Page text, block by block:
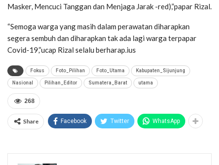
Masker, Mencuci Tanggan dan Menjaga Jarak -red),”papar Rizal.
“Semoga warga yang masih dalam perawatan diharapkan
segera sembuh dan diharapkan tak ada lagi warga terpapar
Covid-19,”ucap Rizal selalu berharap.ius
Fokus Foto_Pilihan Foto_Utama Kabupaten_Sijunjung
Nasional Pilihan_Editor Sumatera_Barat utama
268
Share Facebook Twitter WhatsApp